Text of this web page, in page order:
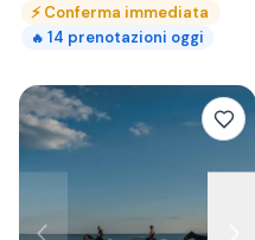
⚡Conferma immediata
🔥 14 prenotazioni oggi